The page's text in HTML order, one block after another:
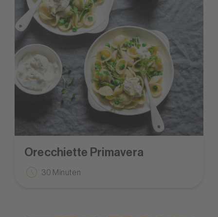
Orecchiette Primavera
30 Minuten